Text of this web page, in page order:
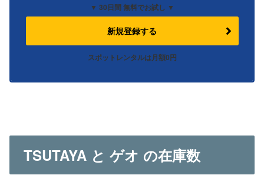
▼ 30日間 無料でお試し ▼
新規登録する
スポットレンタルは月額0円
TSUTAYA と ゲオ の在庫数